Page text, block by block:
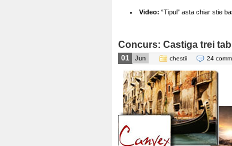
Video: “Tipul” asta chiar stie
Concurs: Castiga trei
01 Jun chestii 24